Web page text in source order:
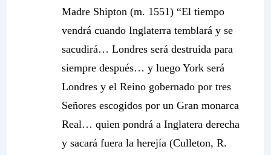
Madre Shipton (m. 1551) “El tiempo
vendrá cuando Inglaterra temblará y se
sacudirá… Londres será destruida para
siempre después… y luego York será
Londres y el Reino gobernado por tres
Señores escogidos por un Gran monarca
Real… quien pondrá a Inglatera derecha
y sacará fuera la herejía (Culleton, R.